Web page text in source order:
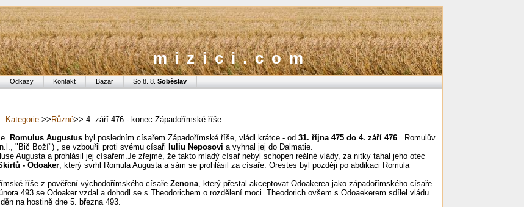
mizici.com
Odkazy Kontakt Bazar So 8. 8.Soběslav
Kategorie >> Různé>> 4. září 476 - konec Západořímské říše
Romulus Augustus byl posledním císařem Západořímské říše, vládl krátce - od31. října 475 do 4. září 476
. Romulův
"Bič Boží") , se vzbouřil proti svému císaři Iuliu Neposovi a vyhnal jej do Dalmatie.
Augusta a prohlásil jej císařem.Je zřejmé, že takto mladý císař nebyl schopen reálné vlády, za nitky tahal jeho otec
- Odoaker , který svrhl Romula Augusta a sám se prohlásil za císaře. Orestes byl později po abdikaci Romula
říše z pověření východořímského císařeZenona , který přestal akceptovat Odoakerea jako západořímského císaře
493 se Odoaker vzdal a dohodl se s Theodorichem o rozdělení moci. Theodorich ovšem s Odoaekerem sdílel vládu
na hostině dne 5. března 493.